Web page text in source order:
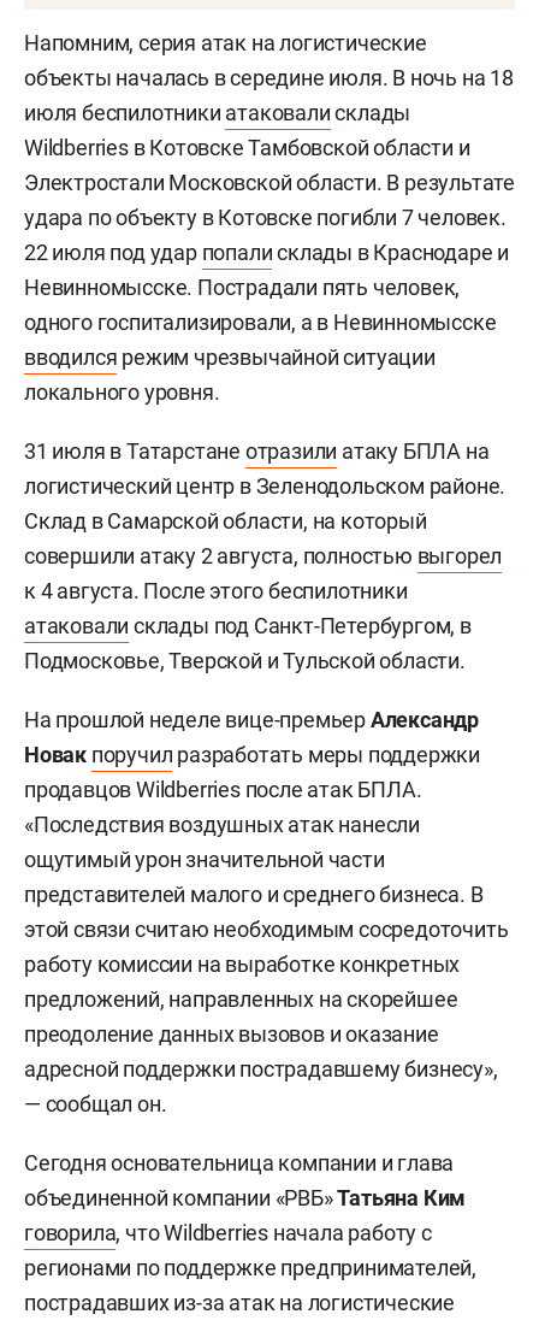
Напомним, серия атак на логистические
объекты началась в середине июля. В ночь на 18
июля беспилотники атаковалисклады
Wildberries в Котовске Тамбовской области и
Электростали Московской области. В результате
удара по объекту в Котовске погибли 7 человек.
22 июля под удар попалисклады в Краснодаре и
Невинномысске. Пострадали пять человек,
одного госпитализировали, а в Невинномысске
вводился режим чрезвычайной ситуации
локального уровня.
31 июля в Татарстане отразили атаку БПЛА на
логистический центр в Зеленодольском районе.
Склад в Самарской области, на который
совершили атаку 2 августа, полностью выгорел
к 4 августа. После этого беспилотники
атаковали склады под Санкт-Петербургом, в
Подмосковье, Тверской и Тульской области.
На прошлой неделе вице-премьерАлександр
Новак поручил разработать меры поддержки
продавцов Wildberries после атак БПЛА.
«Последствия воздушных атак нанесли
ощутимый урон значительной части
представителей малого и среднего бизнеса. В
этой связи считаю необходимым сосредоточить
работу комиссии на выработке конкретных
предложений, направленных на скорейшее
преодоление данных вызовов и оказание
адресной поддержки пострадавшему бизнесу»,
— сообщал он.
Сегодня основательница компании и глава
объединенной компании «РВБ»Татьяна Ким
говорила, что Wildberries начала работу с
регионами по поддержке предпринимателей,
пострадавших из-за атак на логистические